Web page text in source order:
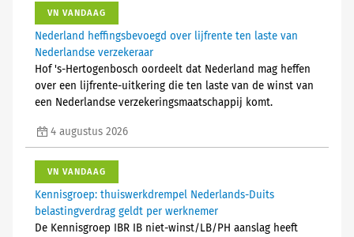
VN VANDAAG
Nederland heffingsbevoegd over lijfrente ten laste van
Nederlandse verzekeraar
Hof 's-Hertogenbosch oordeelt dat Nederland mag heffen
over een lijfrente-uitkering die ten laste van de winst van
een Nederlandse verzekeringsmaatschappij komt.
4 augustus 2026
VN VANDAAG
Kennisgroep: thuiswerkdrempel Nederlands-Duits
belastingverdrag geldt per werknemer
De Kennisgroep IBR IB niet-winst/LB/PH aanslag heeft